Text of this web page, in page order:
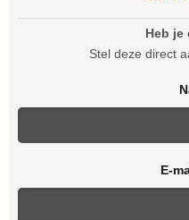
Heb je
Stel deze direct
E-